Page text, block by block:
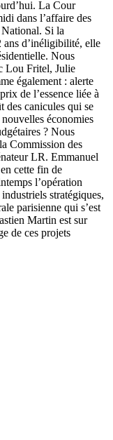
La Cour
dans l’affaire des
National. Si la
ans d’inéligibilité, elle
Nous
Lou Fritel, Julie
également : alerte
de l’essence liée à
des canicules qui se
économies
? Nous
Commission des
LR. Emmanuel
cette fin de
l’opération
stratégiques,
parisienne qui s’est
Martin est sur
de ces projets